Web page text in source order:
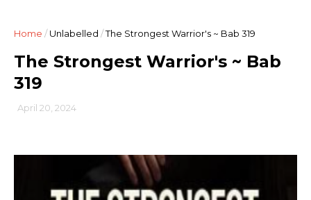
Home /Unlabelled /The Strongest Warrior's ~ Bab 319
The Strongest Warrior's ~ Bab
319
April 20, 2024